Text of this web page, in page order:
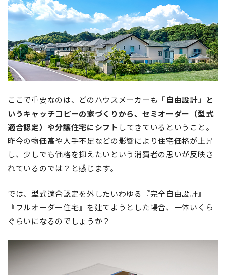
ここで重要なのは、どのハウスメーカーも 「自由設計」と
いうキャッチコピーの家づくりから、セミオーダー（型式
適合認定）や分譲住宅にシフト してきているということ。
昨今の物価高や人手不足などの影響により住宅価格が上昇
し、少しでも価格を抑えたいという消費者の思いが反映さ
れているのでは？と感じます。
では、型式適合認定を外したいわゆる『完全自由設計』
『フルオーダー住宅』を建てようとした場合、一体いくら
ぐらいになるのでしょうか？